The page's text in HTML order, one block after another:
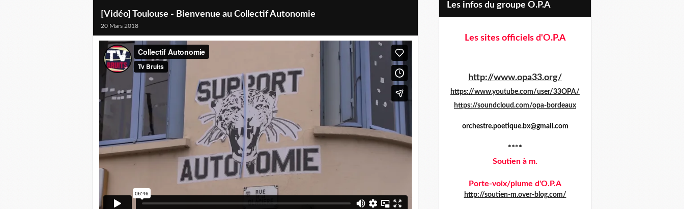
[Vidéo] Toulouse - Bienvenue au Collectif Autonomie
20 Mars 2018
Les infos du groupe O.P.A
Les sites officiels d'O.P.A
http://www.opa33.org/
https://www.youtube.com/user/33OPA/
https://soundcloud.com/opa-bordeaux
orchestre.poetique.bx@gmail.com
****
Soutien à m.
Porte-voix/plume d'O.P.A
http://soutien-m.over-blog.com/